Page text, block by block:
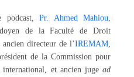
podcast,Pr. Ahmed Mahiou
de la Faculté de Droit
ancien directeur de l’IREMAM
de la Commission pour
et ancien juge ad